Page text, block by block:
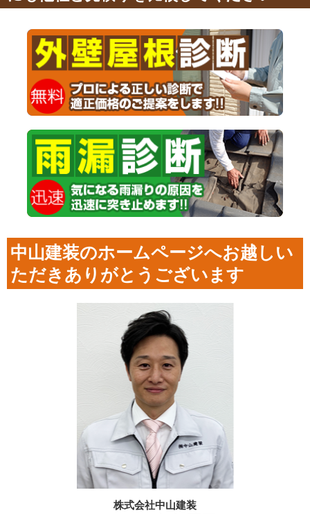
中山建装のホームページへお越しい
ただきありがとうございます
株式会社中山建装